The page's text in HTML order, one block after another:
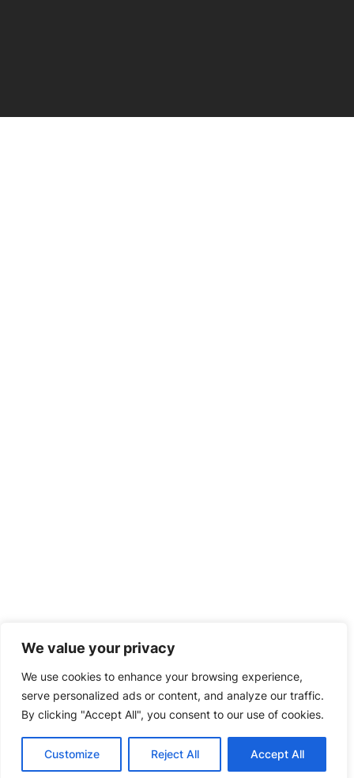
We value your privacy
We use cookies to enhance your browsing experience,
serve personalized ads or content, and analyze our traffic.
By clicking "Accept All", you consent to our use of cookies.
Customize Reject All Accept All